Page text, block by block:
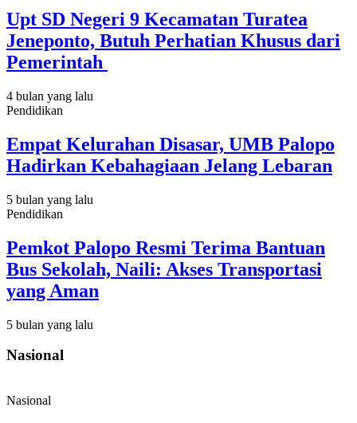
Upt SD Negeri 9 Kecamatan Turatea
Jeneponto, Butuh Perhatian Khusus dari
Pemerintah
4 bulan yang lalu
Pendidikan
Empat Kelurahan Disasar, UMB Palopo
Hadirkan Kebahagiaan Jelang Lebaran
5 bulan yang lalu
Pendidikan
Pemkot Palopo Resmi Terima Bantuan
Bus Sekolah, Naili: Akses Transportasi
yang Aman
5 bulan yang lalu
Nasional
Nasional